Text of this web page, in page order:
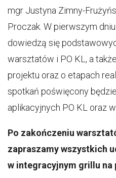
mgr Justyna Zimny-
Proczak. W pierwszym
dowiedzą się
warsztatów i PO KL, a
projektu oraz o etapach
spotkań poświęcony
aplikacyjnych PO KL oraz
Po zakończeniu
zapraszamy wszystkich
w integracyjnym grillu